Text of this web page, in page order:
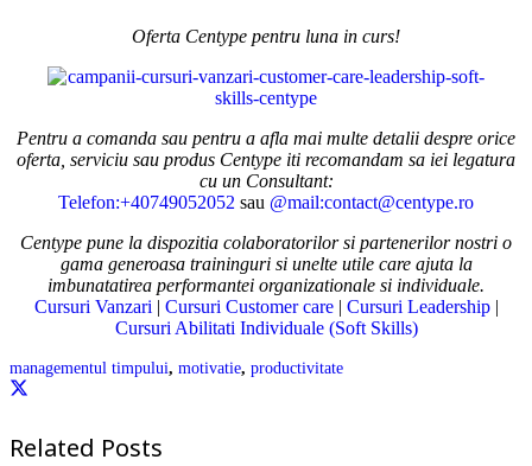
Oferta Centype pentru luna in curs!
Pentru a comanda sau pentru a afla mai multe detalii despre orice
oferta, serviciu sau produs Centype iti recomandam sa iei legatura
cu un Consultant:
Telefon:+40749052052 sau @mail:contact@centype.ro
Centype pune la dispozitia colaboratorilor si partenerilor nostri o
gama generoasa traininguri si unelte utile care ajuta la
imbunatatirea performantei organizationale si individuale.
Cursuri Vanzari | Cursuri Customer care | Cursuri Leadership|
Cursuri Abilitati Individuale (Soft Skills)
managementul timpului, motivatie, productivitate
Related Posts